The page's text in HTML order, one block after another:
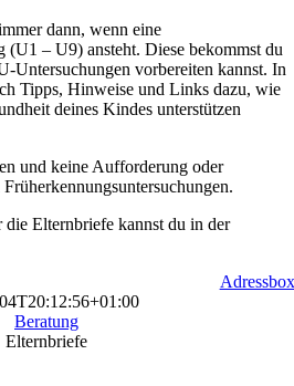
dann, wenn eine
(U1 – U9) ansteht. Diese bekommst du
Untersuchungen vorbereiten kannst. In
Tipps, Hinweise und Links dazu, wie
deines Kindes unterstützen
und keine Aufforderung oder
Elternbriefe kannst du in der
Adressbox
Beratung
Elternbriefe